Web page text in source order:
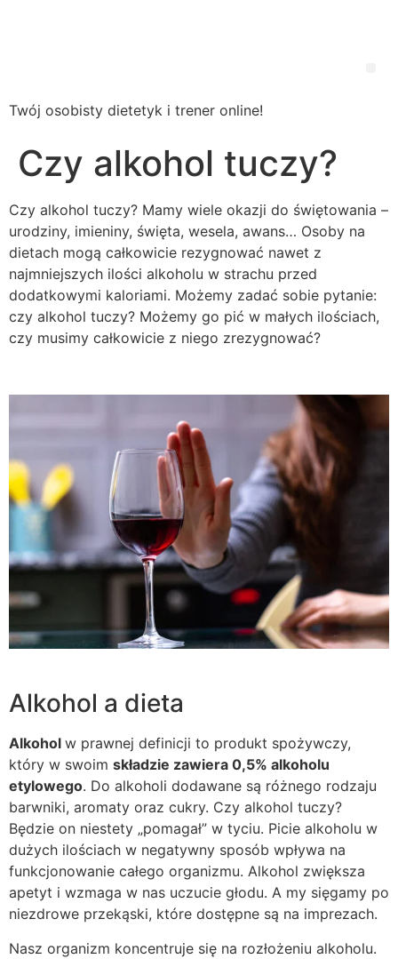
Twój osobisty dietetyk i trener online!
Czy alkohol tuczy?
Czy alkohol tuczy? Mamy wiele okazji do świętowania –
urodziny, imieniny, święta, wesela, awans… Osoby na
dietach mogą całkowicie rezygnować nawet z
najmniejszych ilości alkoholu w strachu przed
dodatkowymi kaloriami. Możemy zadać sobie pytanie:
czy alkohol tuczy? Możemy go pić w małych ilościach,
czy musimy całkowicie z niego zrezygnować?
Alkohol a dieta
Alkohol w prawnej definicji to produkt spożywczy,
który w swoim składzie zawiera 0,5% alkoholu
etylowego. Do alkoholi dodawane są różnego rodzaju
barwniki, aromaty oraz cukry. Czy alkohol tuczy?
Będzie on niestety „pomagał” w tyciu. Picie alkoholu w
dużych ilościach w negatywny sposób wpływa na
funkcjonowanie całego organizmu. Alkohol zwiększa
apetyt i wzmaga w nas uczucie głodu. A my sięgamy po
niezdrowe przekąski, które dostępne są na imprezach.
Nasz organizm koncentruje się na rozłożeniu alkoholu.